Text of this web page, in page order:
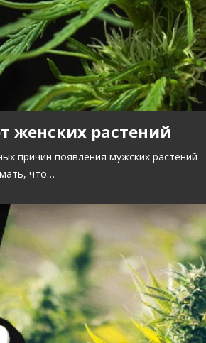
женских растений
причин появления мужских растений
что…